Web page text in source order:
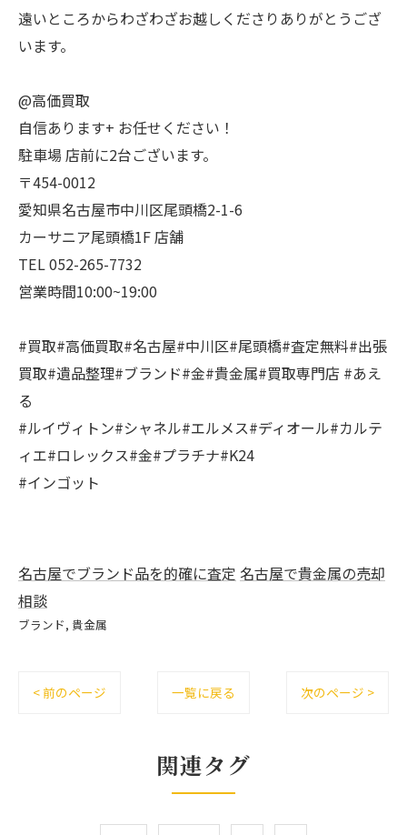
遠いところからわざわざお越しくださりありがとうござ
います。
@高価買取
自信あります+ お任せください！
駐車場 店前に2台ございます。
〒454-0012
愛知県名古屋市中川区尾頭橋2-1-6
カーサニア尾頭橋1F 店舗
TEL 052-265-7732
営業時間10:00~19:00
#買取#高価買取#名古屋#中川区#尾頭橋#査定無料#出張
買取#遺品整理#ブランド#金#貴金属#買取専門店 #あえ
る
#ルイヴィトン#シャネル#エルメス#ディオール#カルテ
ィエ#ロレックス#金#プラチナ#K24
#インゴット
名古屋でブランド品を的確に査定 名古屋で貴金属の売却
相談
ブランド 貴金属
< 前のページ 一覧に戻る 次のページ >
関連タグ